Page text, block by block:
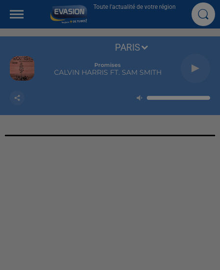
Toute l'actualité de votre région
Promises
CALVIN HARRIS FT. SAM SMITH
PARIS